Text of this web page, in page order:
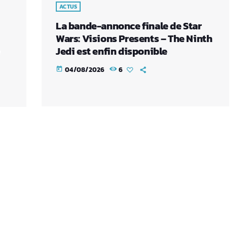
ACTUS
La bande-annonce finale de Star
Wars: Visions Presents – The Ninth
Jedi est enfin disponible
today 04/08/2026 6